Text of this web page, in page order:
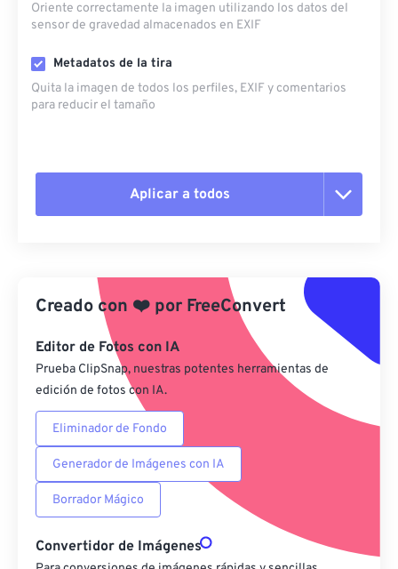
Oriente correctamente la imagen utilizando los datos del
sensor de gravedad almacenados en EXIF
Metadatos de la tira
Quita la imagen de todos los perfiles, EXIF ​​y comentarios
para reducir el tamaño
Aplicar a todos
Aplicar desde el ajuste preestablecido
Guardar como preestablecido
Creado con ❤️ por FreeConvert
Editor de Fotos con IA
Prueba ClipSnap, nuestras potentes herramientas de
edición de fotos con IA.
Eliminador de Fondo
Generador de Imágenes con IA
Borrador Mágico
Convertidor de Imágenes